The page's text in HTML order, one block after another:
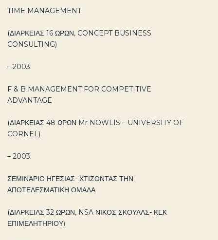
TIME MANAGEMENT
(ΔΙΑΡΚΕΙΑΣ 16 ΩΡΩΝ, CONCEPT BUSINESS
CONSULTING)
– 2003:
F & B MANAGEMENT FOR COMPETITIVE
ADVANTAGE
(ΔΙΑΡΚΕΙΑΣ 48 ΩΡΩΝ Mr NOWLIS – UNIVERSITY OF
CORNEL)
– 2003:
ΣΕΜΙΝΑΡΙΟ ΗΓΕΣΙΑΣ- ΧΤΙΖΟΝΤΑΣ ΤΗΝ
ΑΠΟΤΕΛΕΣΜΑΤΙΚΗ ΟΜΑΔΑ
(ΔΙΑΡΚΕΙΑΣ 32 ΩΡΩΝ, NSA ΝΙΚΟΣ ΣΚΟΥΛΑΣ- ΚΕΚ
ΕΠΙΜΕΛΗΤΗΡΙΟΥ)